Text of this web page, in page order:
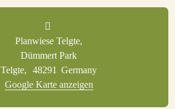
Planwiese Telgte,
Dümmert Park
Telgte, 48291 Germany
Google Karte anzeigen